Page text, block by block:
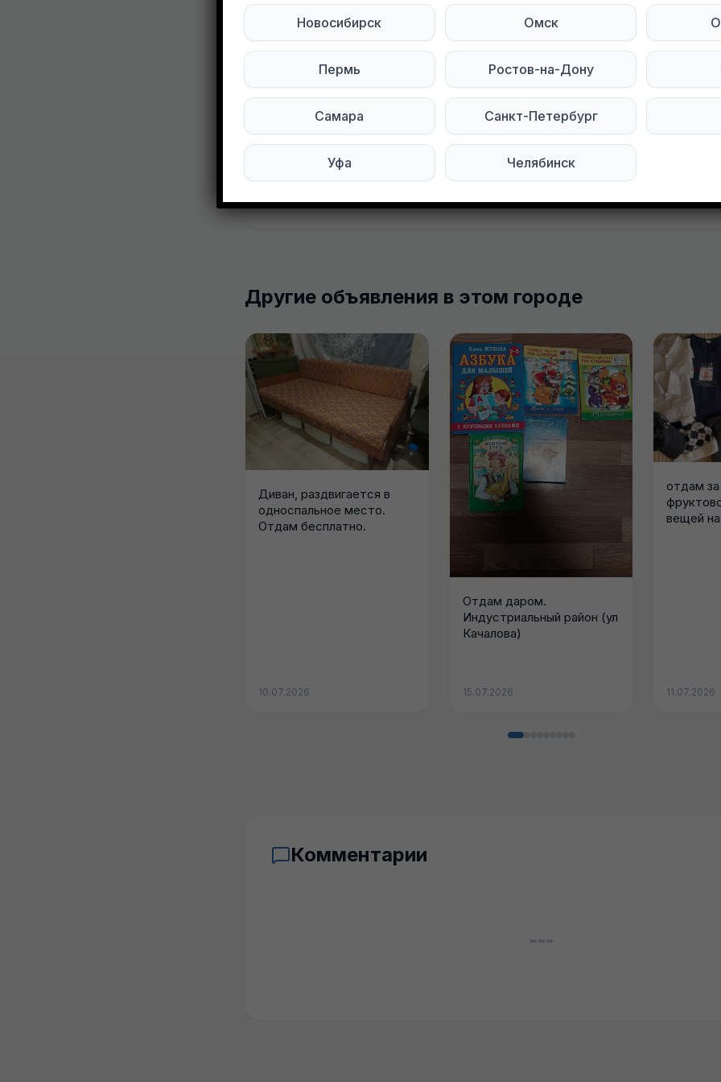
Развернуть полностью
Отдам всё за помидоры. Индустриальный район (ул Качалова)
Подписывайтесь на нас в социальных сетях:
Мы в Max Мы в Telegram
Другие объявления в этом городе
Диван, раздвигается в
односпальное место.
Отдам бесплатно.
10.07.2026
Отдам даром.
Индустриальный район (ул
Качалова)
15.07.2026
отдам
вещей
11.07.2026
Комментарии
Новосибирск Омск
Пермь Ростов-на-Дону
Самара Санкт-Петербург
Уфа Челябинск